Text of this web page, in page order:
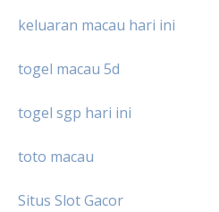
keluaran macau hari ini
togel macau 5d
togel sgp hari ini
toto macau
Situs Slot Gacor